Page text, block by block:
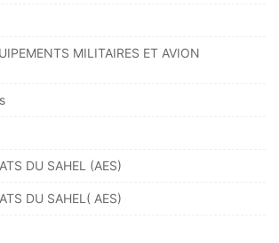
MILITAIRES ET AVION
DU SAHEL (AES)
DU SAHEL( AES)